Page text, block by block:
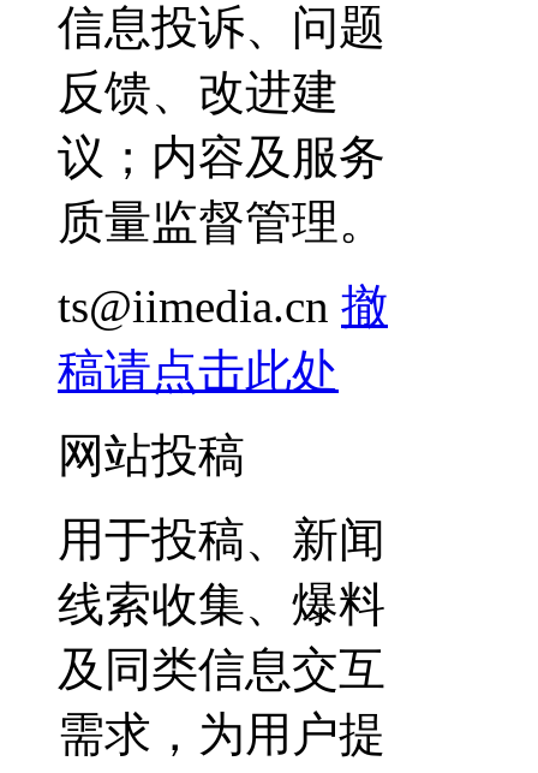
信息投诉、问题
反馈、改进建
议；内容及服务
质量监督管理。
ts@iimedia.cn 撤
稿请点击此处
网站投稿
用于投稿、新闻
线索收集、爆料
及同类信息交互
需求，为用户提